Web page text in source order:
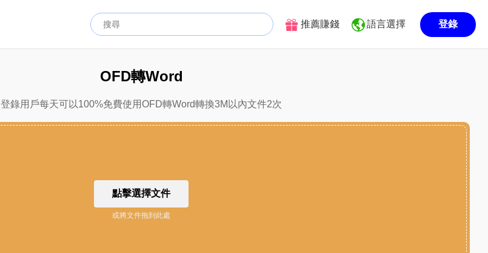
推薦賺錢 語言選擇 登錄
OFD轉Word
登錄用戶每天可以100%免費使用OFD轉Word轉換3M以內文件2次
點擊選擇文件
或將文件拖到此處